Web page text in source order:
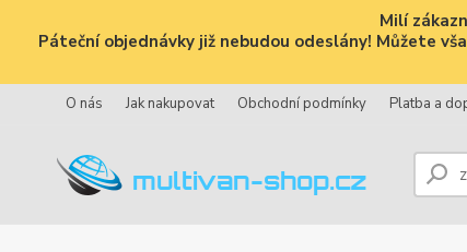
Milí
Páteční objednávky již nebudou odeslány! Můžete
O nás Jak nakupovat Obchodní podmínky Platba a